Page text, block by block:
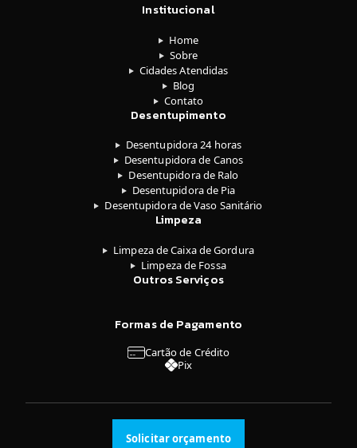
Institucional
Home
Sobre
Cidades Atendidas
Blog
Contato
Desentupimento
Desentupidora 24 horas
Desentupidora de Canos
Desentupidora de Ralo
Desentupidora de Pia
Desentupidora de Vaso Sanitário
Limpeza
Limpeza de Caixa de Gordura
Limpeza de Fossa
Outros Serviços
Formas de Pagamento
Cartão de Crédito
Pix
Solicitar orçamento